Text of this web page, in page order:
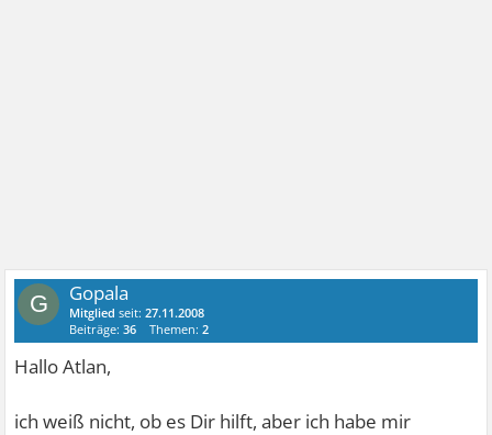
G Gopala
Mitglied seit:27.11.2008
Beiträge:36 Themen:2
Hallo Atlan,
ich weiß nicht, ob es Dir hilft, aber ich habe mir